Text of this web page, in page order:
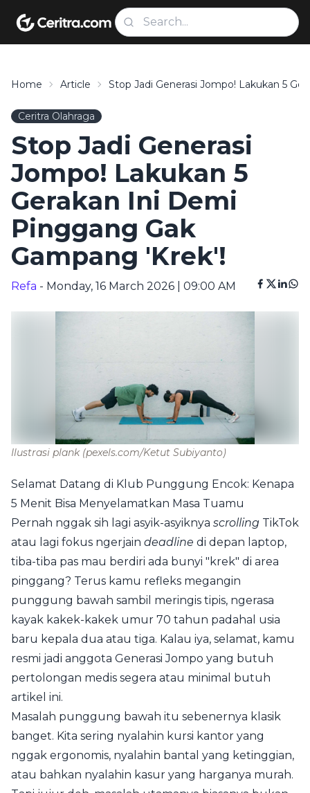
Home Article Stop Jadi Generasi Jompo! Lakukan 5
Ceritra Olahraga
Stop Jadi Generasi
Jompo! Lakukan 5
Gerakan Ini Demi
Pinggang Gak
Gampang 'Krek'!
Refa - Monday, 16 March 2026 | 09:00 AM
Ilustrasi plank (pexels.com/Ketut Subiyanto)
Selamat Datang di Klub Punggung Encok: Kenapa
5 Menit Bisa Menyelamatkan Masa Tuamu
Pernah nggak sih lagi asyik-asyiknya scrolling TikTok
atau lagi fokus ngerjain deadline di depan laptop,
tiba-tiba pas mau berdiri ada bunyi "krek" di area
pinggang? Terus kamu refleks megangin
punggung bawah sambil meringis tipis, ngerasa
kayak kakek-kakek umur 70 tahun padahal usia
baru kepala dua atau tiga. Kalau iya, selamat, kamu
resmi jadi anggota Generasi Jompo yang butuh
pertolongan medis segera atau minimal butuh
artikel ini.
Masalah punggung bawah itu sebenernya klasik
banget. Kita sering nyalahin kursi kantor yang
nggak ergonomis, nyalahin bantal yang ketinggian,
atau bahkan nyalahin kasur yang harganya murah.